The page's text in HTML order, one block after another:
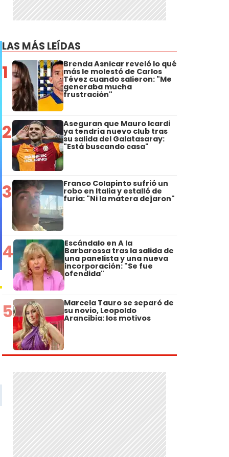
LAS MÁS LEÍDAS
1 Brenda Asnicar reveló lo qué
más le molestó de Carlos
Tévez cuando salieron: "Me
generaba mucha
frustración"
2 Aseguran que Mauro Icardi
ya tendría nuevo club tras
su salida del Galatasaray:
"Está buscando casa"
3 Franco Colapinto sufrió un
robo en Italia y estalló de
furia: "Ni la matera dejaron"
4 Escándalo en A la
Barbarossa tras la salida de
una panelista y una nueva
incorporación: "Se fue
ofendida"
5 Marcela Tauro se separó de
su novio, Leopoldo
Arancibia: los motivos